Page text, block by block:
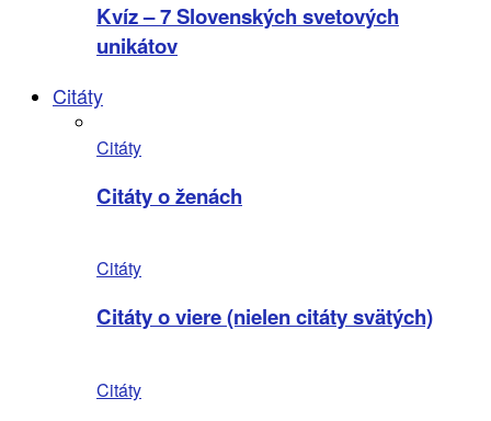
Kvíz – 7 Slovenských svetových
unikátov
Citáty
Citáty
Citáty o ženách
Citáty
Citáty o viere (nielen citáty svätých)
Citáty